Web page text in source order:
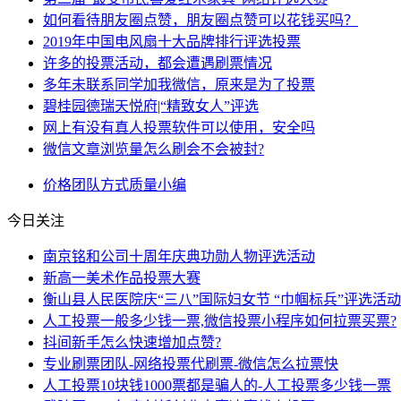
如何看待朋友圈点赞，朋友圈点赞可以花钱买吗？
2019年中国电风扇十大品牌排行评选投票
许多的投票活动，都会遭遇刷票情况
多年未联系同学加我微信，原来是为了投票
碧桂园德瑞天悦府|“精致女人”评选
网上有没有真人投票软件可以使用，安全吗
微信文章浏览量怎么刷会不会被封?
价格团队方式质量小编
今日关注
南京铭和公司十周年庆典功勋人物评选活动
新高一美术作品投票大赛
衡山县人民医院庆“三八”国际妇女节 “巾帼标兵”评选活
人工投票一般多少钱一票,微信投票小程序如何拉票买票?
抖间新手怎么快速增加点赞?
专业刷票团队-网络投票代刷票-微信怎么拉票快
人工投票10块钱1000票都是骗人的-人工投票多少钱一票